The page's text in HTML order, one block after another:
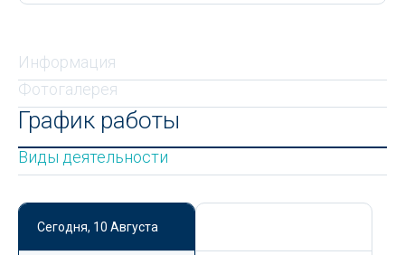
Информация
Фотогалерея
График работы
Виды деятельности
Сегодня, 10 Августа